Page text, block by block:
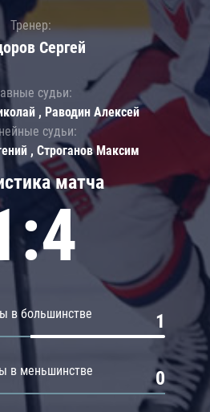
матча
в большинстве 1
в меньшинстве 0
Тренер:
Сергей
судьи:
, Раводин Алексей
судьи:
, Строганов Максим